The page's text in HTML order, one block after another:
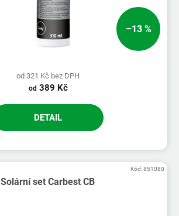
–13 %
od 321 Kč bez DPH
od 389 Kč
DETAIL
Solární set Carbest CB
Kód:851080